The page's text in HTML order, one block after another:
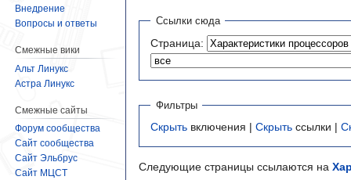
Перейти
навигации
Перейти
поиску
Ссылки сюда
Страница:
Фильтры
Скрыть включения | Скрыть ссылки |
Следующие страницы ссылаются на
Внедрение
Вопросы и ответы
Смежные вики
Альт Линукс
Астра Линукс
Смежные сайты
Форум сообщества
Сайт сообщества
Сайт Эльбрус
Сайт МЦСТ